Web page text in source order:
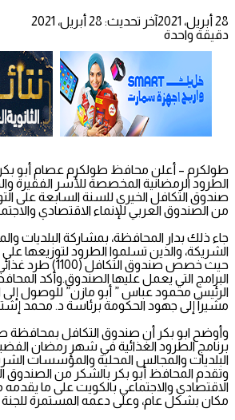
28 أبريل، 2021
آخر تحديث: 28 أبريل، 2021
دقيقة واحدة
طولكرم – أعلن محافظ طولكرم عصام أبو
الطرود الرمضانية المخصصة للأسر الفقيرة
صندوق التكافل الخيري للسنة السابعة على
من الصندوق العربي للإنماء الاقتصادي
جاء ذلك بدار المحافظة، بمشاركة البلديات
الشريكة، والذين تسلموا الطرود لتوزيعها على
حيث خصص صندوق
البرامج التي يعمل عليها الصندوق.وأكد
الرئيس محمود عباس ” أبو مازن” للوصول إلى
مشيراً إلى جهود الحكومة برئاسة د. محمد
وأوضح ابو بكر أن صندوق التكافل بمحافظة
برنامج الطرود الغذائية في شهر رمضان
البلديات والمجالس المحلية والمؤسسات
وتقدم المحافظ أبو بكر بالشكر من الصندوق
الاقتصادي والاجتماعي بالكويت على ما
مكان بشكل عام، وعلى دعمه المستمرة